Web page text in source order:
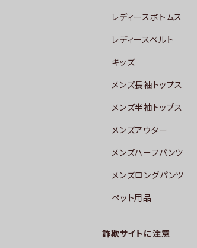
レディースボトムス
レディースベルト
キッズ
メンズ長袖トップス
メンズ半袖トップス
メンズアウター
メンズハーフパンツ
メンズロングパンツ
ペット用品
詐欺サイトに注意